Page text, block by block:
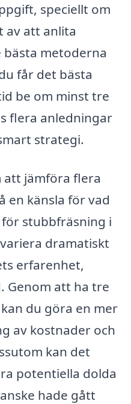
speciellt om
av att anlita
bästa metoderna
får det bästa
be om minst tre
flera anledningar
strategi.
att jämföra flera
en känsla för vad
stubbfräsning i
dramatiskt
erfarenhet,
Genom att ha tre
du göra en mer
av kostnader och
kan det
potentiella dolda
hade gått